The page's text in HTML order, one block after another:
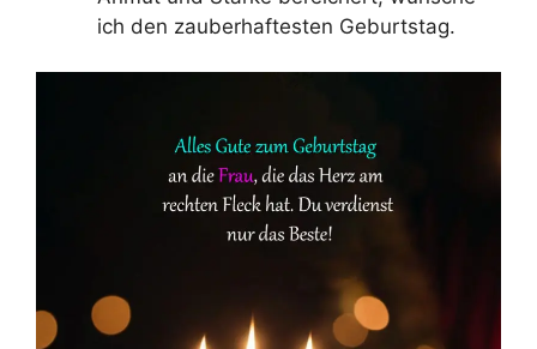
ich den zauberhaftesten Geburtstag.